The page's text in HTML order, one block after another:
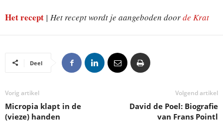
Het recept | Het recept wordt je aangeboden doorde Krat
Deel
Vorig artikel
Micropia klapt in de
(vieze) handen
Volgend artikel
David de Poel: Biografie
van Frans Pointl